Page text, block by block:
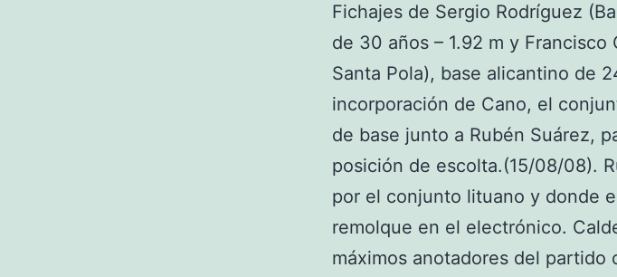
Fichajes de Sergio Rodríguez
de 30 años – 1.92 m y Francisco
Santa Pola), base alicantino de
incorporación de Cano, el
de base junto a Rubén Suárez,
posición de escolta.(15/08/08).
por el conjunto lituano y donde
remolque en el electrónico.
máximos anotadores del partido